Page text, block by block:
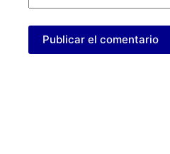
Publicar el comentario